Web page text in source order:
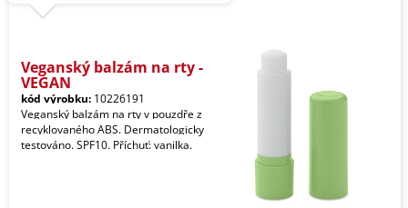
Veganský balzám na rty -
VEGAN
kód výrobku: 10226191
Veganský balzám na rty v pouzdře z
recyklovaného ABS. Dermatologicky
testováno. SPF10. Příchuť: vanilka.